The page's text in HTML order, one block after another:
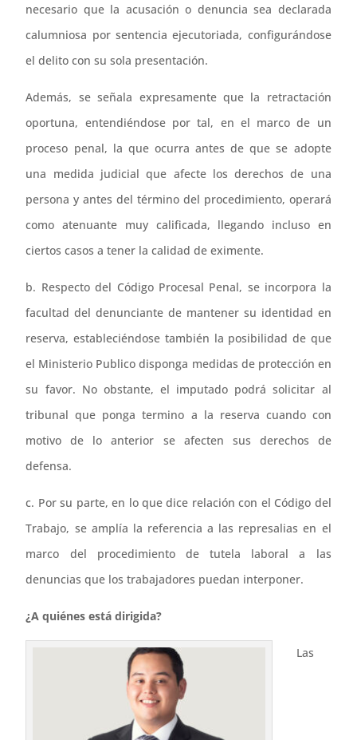
necesario que la acusación o denuncia sea declarada
calumniosa por sentencia ejecutoriada, configurándose
el delito con su sola presentación.
Además, se señala expresamente que la retractación
oportuna, entendiéndose por tal, en el marco de un
proceso penal, la que ocurra antes de que se adopte
una medida judicial que afecte los derechos de una
persona y antes del término del procedimiento, operará
como atenuante muy calificada, llegando incluso en
ciertos casos a tener la calidad de eximente.
b. Respecto del Código Procesal Penal, se incorpora la
facultad del denunciante de mantener su identidad en
reserva, estableciéndose también la posibilidad de que
el Ministerio Publico disponga medidas de protección en
su favor. No obstante, el imputado podrá solicitar al
tribunal que ponga termino a la reserva cuando con
motivo de lo anterior se afecten sus derechos de
defensa.
c. Por su parte, en lo que dice relación con el Código del
Trabajo, se amplía la referencia a las represalias en el
marco del procedimiento de tutela laboral a las
denuncias que los trabajadores puedan interponer.
¿A quiénes está dirigida?
Las